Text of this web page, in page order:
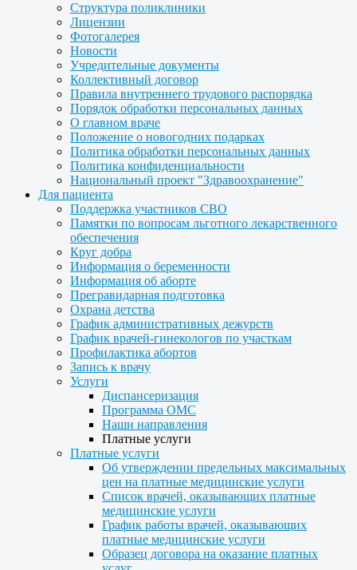
Структура поликлиники
Лицензии
Фотогалерея
Новости
Учредительные документы
Коллективный договор
Правила внутреннего трудового распорядка
Порядок обработки персональных данных
О главном враче
Положение о новогодних подарках
Политика обработки персональных данных
Политика конфиденциальности
Национальный проект "Здравоохранение"
Для пациента
Поддержка участников СВО
Памятки по вопросам льготного лекарственного
обеспечения
Круг добра
Информация о беременности
Информация об аборте
Прегравидарная подготовка
Охрана детства
График административных дежурств
График врачей-гинекологов по участкам
Профилактика абортов
Запись к врачу
Услуги
Диспансеризация
Программа ОМС
Наши направления
Платные услуги
Платные услуги
Об утверждении предельных максимальных
цен на платные медицинские услуги
Список врачей, оказывающих платные
медицинские услуги
График работы врачей, оказывающих
платные медицинские услуги
Образец договора на оказание платных